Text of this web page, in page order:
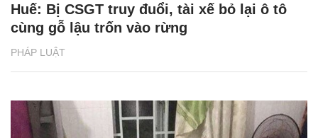
PHÁP LUẬT
Huế: Bị CSGT truy đuổi, tài xế bỏ lại ô tô
cùng gỗ lậu trốn vào rừng